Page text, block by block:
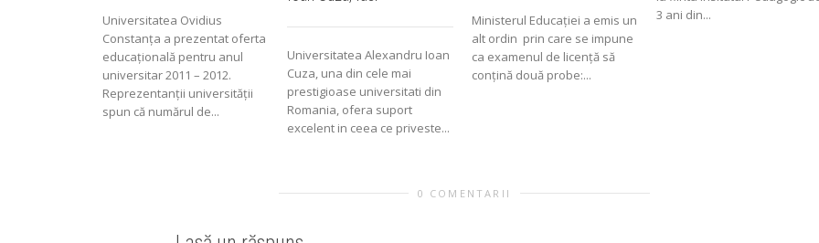
Universitatea Ovidius
Constanţa a prezentat oferta
educaţională pentru anul
universitar 2011 – 2012.
Reprezentanţii universităţii
spun că numărul de...
Universitatea Alexandru Ioan
Cuza, una din cele mai
prestigioase universitati din
Romania, ofera suport
excelent in ceea ce priveste...
Ministerul Educației a emis un
alt ordin prin care se impune
ca examenul de licență să
conțină două probe:...
3 ani din...
0 COMENTARII